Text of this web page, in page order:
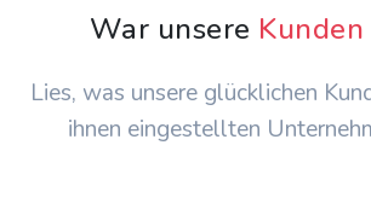
War unsere Kunden
Lies, was unsere glücklichen
ihnen eingestellten